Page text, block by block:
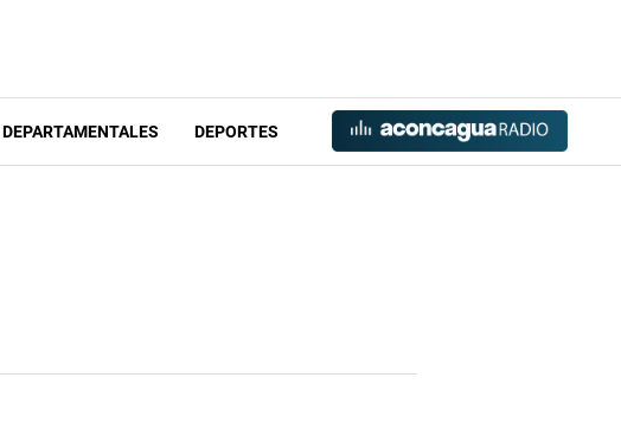
DEPARTAMENTALES DEPORTES